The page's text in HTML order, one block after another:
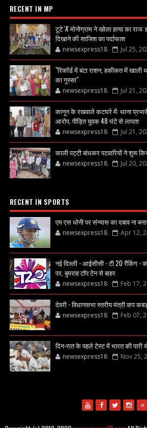
RECENT IN MP
टूटे 'A' मोनोग्राम ने खोला हत्या का
दिखाने की साजिश का पर्दाफाश
newsexpress18 Jul 25,
"रिकॉर्ड में बंटा राशन, हकीकत में खाली
का गुस्सा"
newsexpress18 Jul 21,
कानून के रखवाले कटघरे में: थाना
आरोप, पीड़ित युवक 48 घंटे से लापता
newsexpress18 Jul 21,
काली पट्टी बांधकर पटवारियों ने शुरू
newsexpress18 Jul 20,
RECENT IN SPORTS
एम एस धोनी पर संन्यास का दबाव ना
newsexpress18 Apr 12,
नई दिल्ली - आईसीसी - टी 20 रैंकिंग -
पर, बुमराह टॉप टेन से बाहर
newsexpress18 Feb 17,
देवरी - विधानसभा स्तरीय मंत्री कप
newsexpress18 Feb 07,
दिन-रात के पहले टेस्ट में भारत की पारी
newsexpress18 Nov 25,